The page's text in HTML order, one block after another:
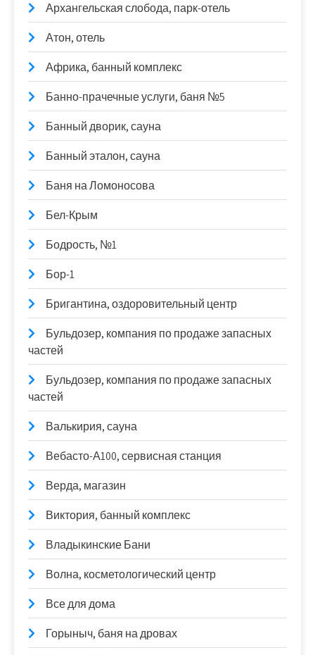
Архангельская слобода, парк-отель
Атон, отель
Африка, банный комплекс
Банно-прачечные услуги, баня №5
Банный дворик, сауна
Банный эталон, сауна
Баня на Ломоносова
Бел-Крым
Бодрость, №1
Бор-1
Бригантина, оздоровительный центр
Бульдозер, компания по продаже запасных
частей
Бульдозер, компания по продаже запасных
частей
Валькирия, сауна
Вебасто-А100, сервисная станция
Верда, магазин
Виктория, банный комплекс
Владыкинские Бани
Волна, косметологический центр
Все для дома
Горыныч, баня на дровах